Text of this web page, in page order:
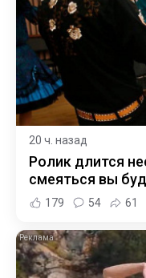
20 ч. назад
Ролик длится
смеяться вы
179 54 61